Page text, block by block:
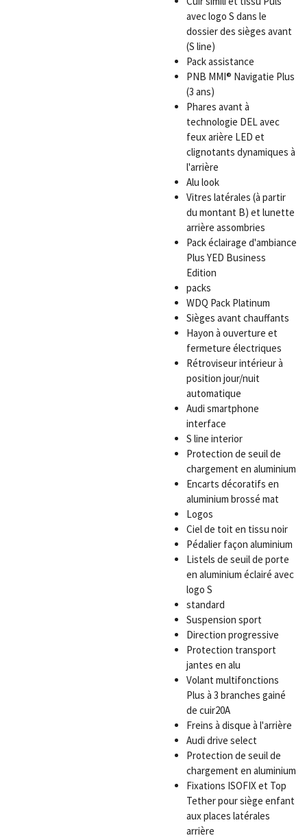
avec logo S dans le
dossier des sièges avant
(S line)
Pack assistance
PNB MMI® Navigatie Plus
(3 ans)
Phares avant à
technologie DEL avec
feux arière LED et
clignotants dynamiques à
l'arrière
Alu look
Vitres latérales (à partir
du montant B) et lunette
arrière assombries
Pack éclairage d'ambiance
Plus YED Business
Edition
packs
WDQ Pack Platinum
Sièges avant chauffants
Hayon à ouverture et
fermeture électriques
Rétroviseur intérieur à
position jour/nuit
automatique
Audi smartphone
interface
S line interior
Protection de seuil de
chargement en aluminium
Encarts décoratifs en
aluminium brossé mat
Logos
Ciel de toit en tissu noir
Pédalier façon aluminium
Listels de seuil de porte
en aluminium éclairé avec
logo S
standard
Suspension sport
Direction progressive
Protection transport
jantes en alu
Volant multifonctions
Plus à 3 branches gainé
de cuir20A
Freins à disque à l'arrière
Audi drive select
Protection de seuil de
chargement en aluminium
Fixations ISOFIX et Top
Tether pour siège enfant
aux places latérales
arrière